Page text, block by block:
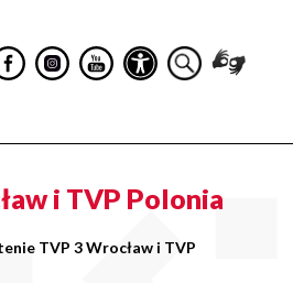
i TVP Polonia
TVP 3 Wrocław i TVP